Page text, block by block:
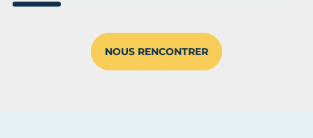
NOUS RENCONTRER